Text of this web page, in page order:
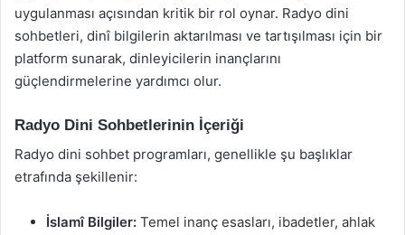
uygulanması açısından kritik bir rol oynar. Radyo dini
sohbetleri, dinî bilgilerin aktarılması ve tartışılması için bir
platform sunarak, dinleyicilerin inançlarını
güçlendirmelerine yardımcı olur.
Radyo Dini Sohbetlerinin İçeriği
Radyo dini sohbet programları, genellikle şu başlıklar
etrafında şekillenir:
İslamî Bilgiler: Temel inanç esasları, ibadetler, ahlak